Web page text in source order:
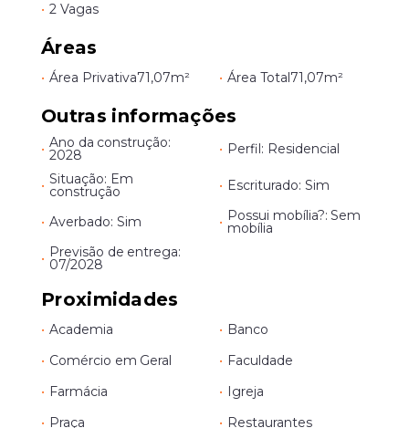
• 2 Vagas
Áreas
• Área Privativa71,07m² • Área Total71,07m²
Outras informações
• Ano da construção:
2028 • Perfil: Residencial
• Situação: Em
construção • Escriturado: Sim
• Averbado: Sim • Possui mobília?: Sem
mobília
• Previsão de entrega:
07/2028
Proximidades
• Academia • Banco
• Comércio em Geral • Faculdade
• Farmácia • Igreja
• Praça • Restaurantes